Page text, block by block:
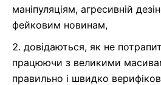
маніпуляціям, агресивній
фейковим новинам,
довідаються, як не
працюючи з великими
правильно і швидко